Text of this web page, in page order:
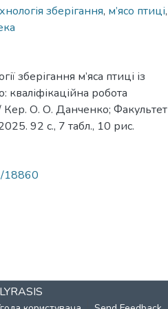
зберігання, м’ясо птиці,
зберігання м’яса птиці із
кваліфікаційна робота
/ Кер. О. О. Данченко; Факультет
92 с., 7 табл., 10 рис.
18860
LYRASIS